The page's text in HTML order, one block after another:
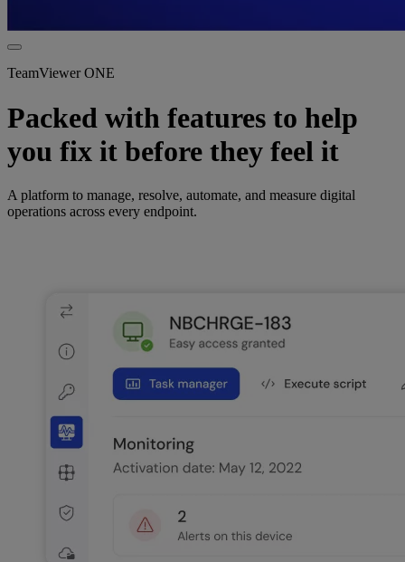
TeamViewer ONE
Packed with features to help
you fix it before they feel it
A platform to manage, resolve, automate, and measure digital
operations across every endpoint.